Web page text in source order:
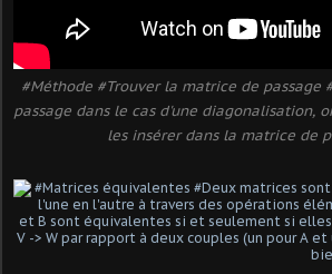
#Méthode #Trouver la matrice de
passage dans le cas d'une diagonalisation,
les insérer dans la matrice de